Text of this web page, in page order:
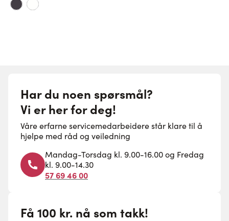
Har du noen spørsmål?
Vi er her for deg!
Våre erfarne servicemedarbeidere står klare til å
hjelpe med råd og veiledning
Mandag-Torsdag kl. 9.00-16.00 og Fredag
kl. 9.00-14.30
57 69 46 00
Få 100 kr. nå som takk!